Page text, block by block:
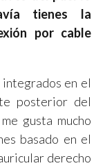
tienes la
por cable
en el
posterior del
gusta mucho
basado en el
derecho